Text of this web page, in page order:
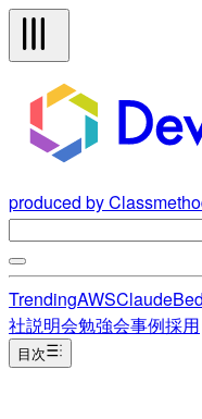
produced by
TrendingAWSClaude
社説明会勉強会事例採用
目次